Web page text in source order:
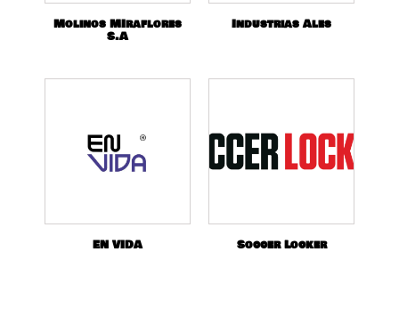
Molinos MIraflores
S.A
Industrias Ales
EN VIDA Soccer Locker